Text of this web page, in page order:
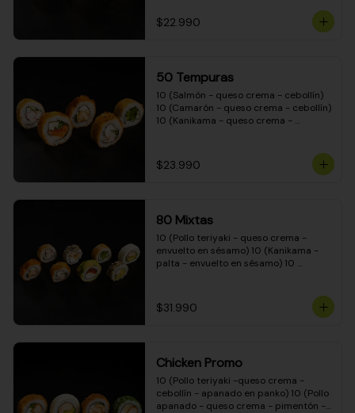
cebollín - envuelto en masa tempura)
10 (Pimentón - queso crema - cebollín
$22.990
50 Tempuras
10 (Salmón - queso crema - cebollín)
10 (Camarón - queso crema - cebollín)
10 (Kanikama - queso crema -
crema - cebollín)
$23.990
80 Mixtas
10 (Pollo teriyaki - queso crema -
envuelto en sésamo) 10 (Kanikama -
palta - envuelto en sésamo) 10
envuelto en queso crema) 10
(Camarón - queso crema - cebollín -
teriyaki - queso crema - cebollín -
envuelto en masa tempura) 10
(Pimentón - queso crema - cebollín -
envuelto en masa tempura)
$31.990
Chicken Promo
10 (Pollo teriyaki -queso crema -
cebollín - apanado en panko) 10 (Pollo
apanado - queso crema - pimentón -